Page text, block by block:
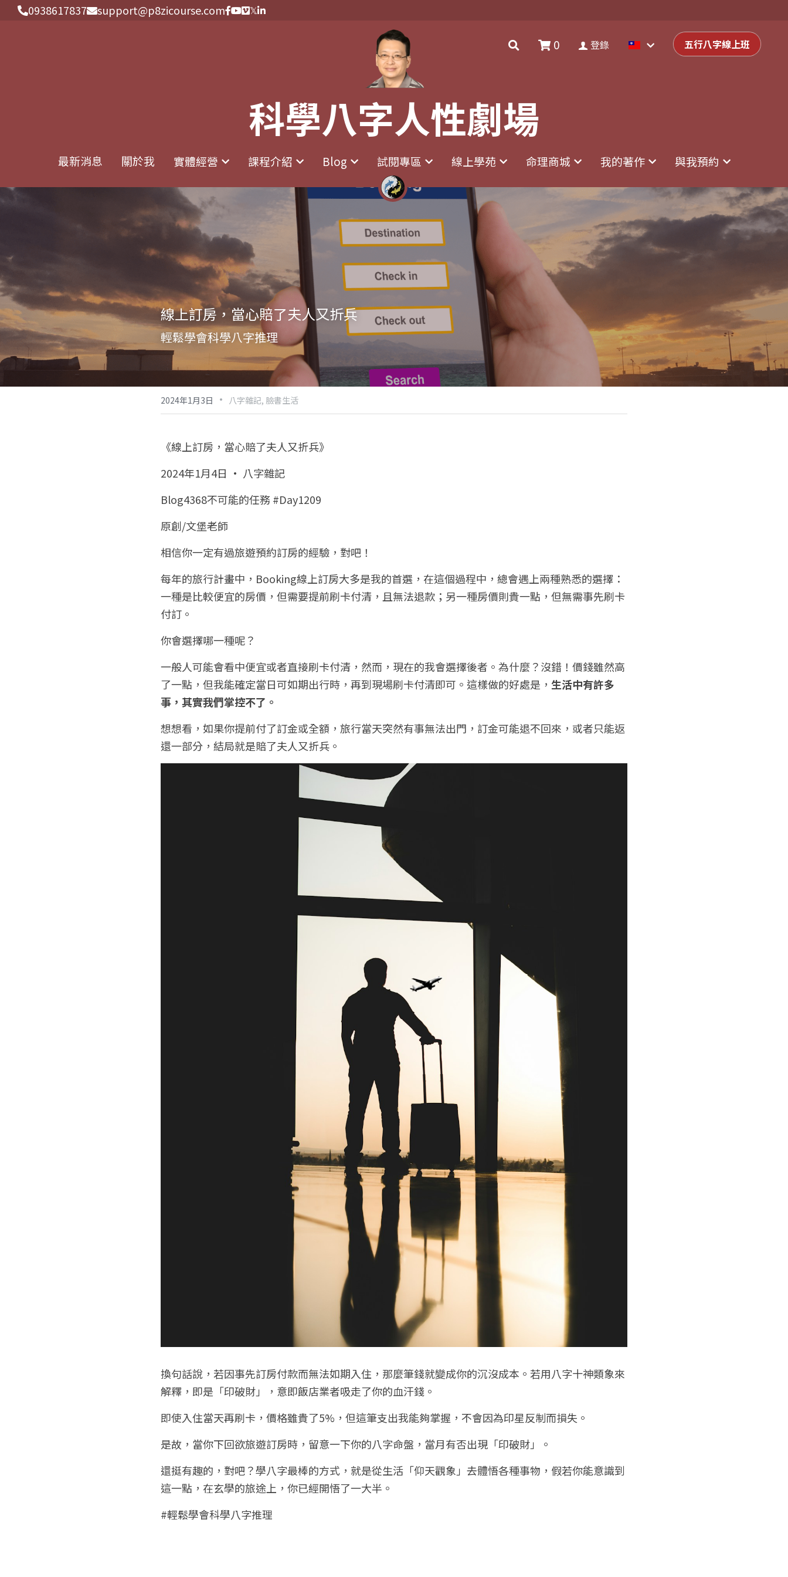
0938617837 support@p8zicourse.com
科學八字人性劇場
最新消息 關於我 實體經營 課程介紹 Blog 試閱專區 線上學苑 命理商城 我的著作 與我預約
0 登錄 五行八字線上班
0938617837 support@p8zicourse.com
科學八字人性劇場
最新消息 關於我 實體經營 課程介紹 Blog 試閱專區 線上學苑 命理商城 我的著作 與我預約
0 登錄 五行八字線上班
線上訂房，當心賠了夫人又折兵
輕鬆學會科學八字推理
2024年1月3日 · 八字雜記, 臉書生活
《線上訂房，當心賠了夫人又折兵》
2024年1月4日 · 八字雜記
Blog4368不可能的任務 #Day1209
原創/文堡老師
相信你一定有過旅遊預約訂房的經驗，對吧！
每年的旅行計畫中，Booking線上訂房大多是我的首選，在這個過程中，總會遇上兩種熟悉的選擇：
一種是比較便宜的房價，但需要提前刷卡付清，且無法退款；另一種房價則貴一點，但無需事先刷卡
付訂。
你會選擇哪一種呢？
一般人可能會看中便宜或者直接刷卡付清，然而，現在的我會選擇後者。為什麼？沒錯！價錢雖然高
了一點，但我能確定當日可如期出行時，再到現場刷卡付清即可。這樣做的好處是， 生活中有許多
事，其實我們掌控不了。
想想看，如果你提前付了訂金或全額，旅行當天突然有事無法出門，訂金可能退不回來，或者只能返
還一部分，結局就是賠了夫人又折兵。
換句話說，若因事先訂房付款而無法如期入住，那麼筆錢就變成你的沉沒成本。若用八字十神類象來
解釋，即是「印破財」，意即飯店業者吸走了你的血汗錢。
即使入住當天再刷卡，價格雖貴了5%，但這筆支出我能夠掌握，不會因為印星反制而損失。
是故，當你下回欲旅遊訂房時，留意一下你的八字命盤，當月有否出現「印破財」。
還挺有趣的，對吧？學八字最棒的方式，就是從生活「仰天觀象」去體悟各種事物，假若你能意識到
這一點，在玄學的旅途上，你已經開悟了一大半。
#輕鬆學會科學八字推理